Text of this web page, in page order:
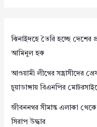
ঝিনাইদহে তৈরি হচ্ছে দেশের
আমিনুল হক
আওয়ামী লীগের সন্ত্রাসীদের
চুয়াডাঙ্গায় বিএনপির
জীবননগর সীমান্ত এলাকা
সিরাপ উদ্ধার